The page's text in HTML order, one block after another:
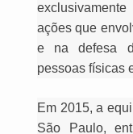
ações que
e na defesa
pessoas físicas
Em 2015, a
São Paulo,